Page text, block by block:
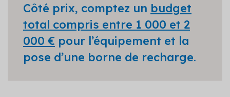
Côté prix, comptez un budget
total compris entre 1 000 et 2
000 € pour l’équipement et la
pose d’une borne de recharge.